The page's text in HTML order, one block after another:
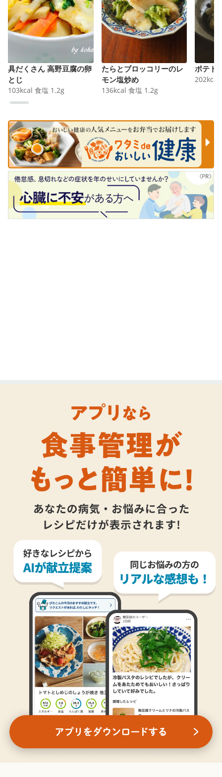
具だくさん 高野豆腐の卵
とじ
103kcal 食塩 1.2g
たらとブロッコリーのレ
モン塩炒め
136kcal 食塩 1.2g
ポテト
202kcal